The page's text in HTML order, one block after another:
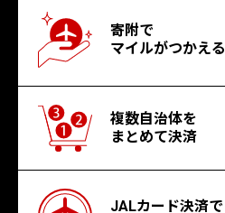
寄附で
マイルがつかえる
複数自治体を
まとめて決済
JALカード決済で